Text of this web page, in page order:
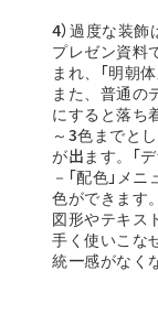
4）過度な装飾
プレゼン資料
まれ、「明朝
また、普通の
にすると落ち
～3色までと
が出ます。「
－「配色」メ
色ができます。
図形やテキス
手く使いこな
統一感がなく